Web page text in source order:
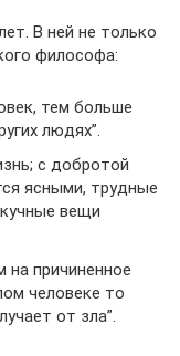
В ней не только
философа:
тем больше
людях”.
с добротой
ясными, трудные
вещи
причиненное
человеке то
от зла”.